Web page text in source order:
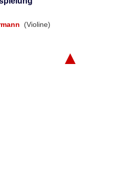
(Violine)
▲